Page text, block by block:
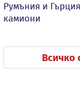
Румъния и
камиони
Всичко